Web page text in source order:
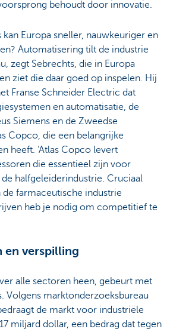
behoudt door innovatie.
Europa sneller, nauwkeuriger en
Automatisering tilt de industrie
zegt Sebrechts, die in Europa
ziet die daar goed op inspelen. Hij
Franse Schneider Electric dat
en automatisatie, de
Siemens en de Zweedse
Copco, die een belangrijke
heeft. ‘Atlas Copco levert
die essentieel zijn voor
halfgeleiderindustrie. Cruciaal
farmaceutische industrie
heb je nodig om competitief te
en verspilling
alle sectoren heen, gebeurt met
Volgens marktonderzoeksbureau
de markt voor industriële
miljard dollar, een bedrag dat tegen